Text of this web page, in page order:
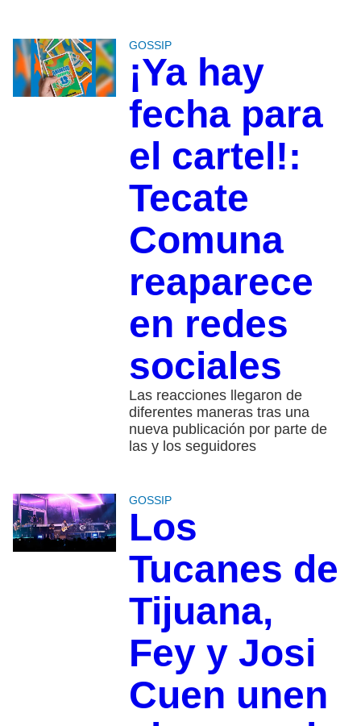
GOSSIP
¡Ya hay
fecha para
el cartel!:
Tecate
Comuna
reaparece
en redes
sociales
Las reacciones llegaron de
diferentes maneras tras una
nueva publicación por parte de
las y los seguidores
GOSSIP
Los
Tucanes de
Tijuana,
Fey y Josi
Cuen unen